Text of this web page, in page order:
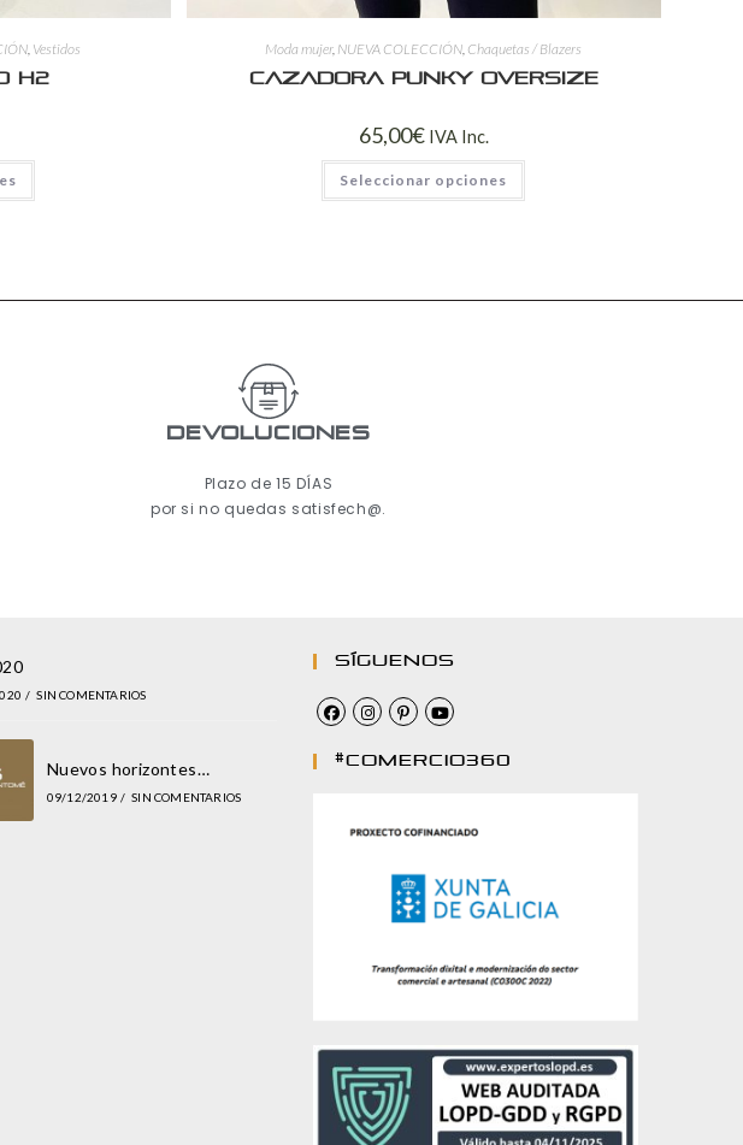
Vestidos
H2
Moda mujer, NUEVA COLECCIÓN Chaquetas / Blazers
Cazadora Punky Oversize
65,00€ IVA Inc.
Seleccionar opciones
Devoluciones
Plazo de 15 DÍAS
por si no quedas satisfech@.
/ SIN COMENTARIOS
Nuevos horizontes…
09/12/2019 / SIN COMENTARIOS
Síguenos
#comercio360